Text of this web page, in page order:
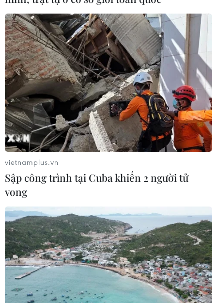
vietnamplus.vn
Sập công trình tại Cuba khiến 2 người tử
vong